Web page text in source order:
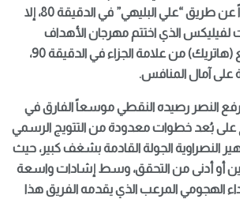
الشباب للفارق مجدداً عن طريق “علي البليهي” في الدقيقة 80، إلا
لفيليكس الذي اختتم مهرجان الأهداف
بتسجيله الهدف الرابع (هاتريك) من علامة الجزاء في الدقيقة 90،
على آمال المنافس.
رفع النصر رصيده النقطي موسعاً الفارق في
على بُعد خطوات معدودة من التتويج الرسمي
النصراوية الجولة القادمة بشغف كبير، حيث
أو أدنى من التحقق، وسط إشادات واسعة
الهجومي المرعب الذي يقدمه الفريق هذا